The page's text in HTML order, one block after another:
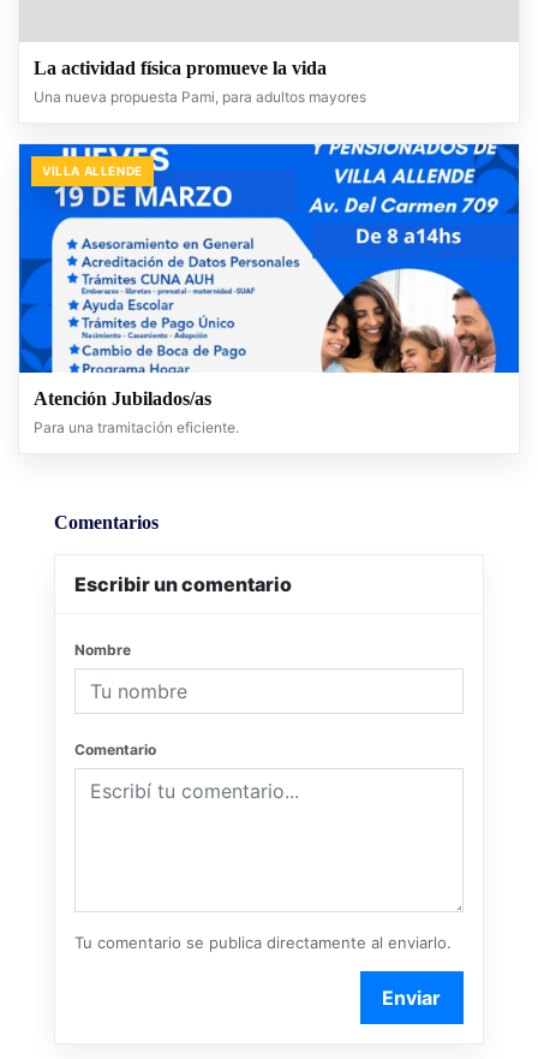
La actividad física promueve la vida
Una nueva propuesta Pami, para adultos mayores
VILLA ALLENDE
Atención Jubilados/as
Para una tramitación eficiente.
Comentarios
Escribir un comentario
Nombre
Comentario
Tu comentario se publica directamente al enviarlo.
Enviar